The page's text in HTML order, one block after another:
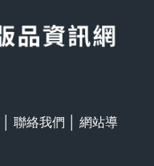
聯絡我們
網站導